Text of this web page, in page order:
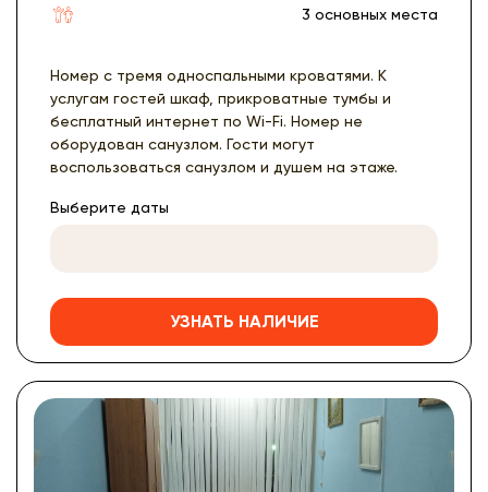
3 основных места
Номер с тремя односпальными кроватями. К
услугам гостей шкаф, прикроватные тумбы и
бесплатный интернет по Wi-Fi. Номер не
оборудован санузлом. Гости могут
воспользоваться санузлом и душем на этаже.
Выберите даты
УЗНАТЬ НАЛИЧИЕ